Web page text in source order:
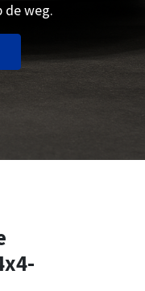
de weg.​